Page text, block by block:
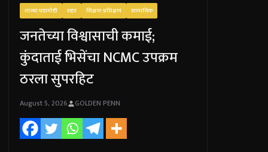
ताज्या घडामोडी शहर शिक्षण-प्रशिक्षण सामाजिक
जनतेच्या विश्वासाची कमाई;
कुंदाताई भिसेंचा NCMC उपक्रम
ठरला सुपरहिट
August 5, 2026 GOLDEN PENN